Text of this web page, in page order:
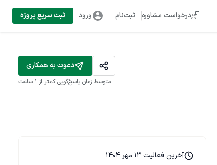
درخواست مشاوره ثبت‌نام ورود ثبت سریع پروژه
دعوت به همکاری
متوسط زمان پاسخ‌گویی کمتر از 1 ساعت
آخرین فعالیت 13 مهر 1404